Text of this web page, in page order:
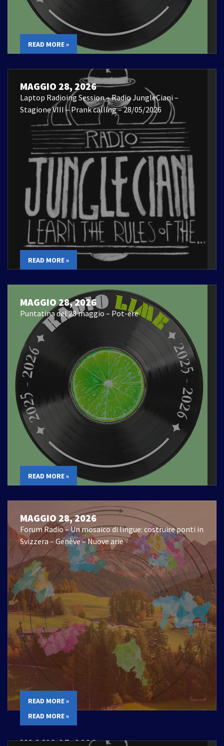
READ MORE »
MAGGIO 28, 2026
Laptop Radioing Session – Radio JungleCiani –
Stagione VIII – Prank calling – 28/05/2026
READ MORE »
MAGGIO 28, 2026
Puntatina del 28 maggio – Pot-ere
READ MORE »
MAGGIO 28, 2026
Forum Radio – Un mosaico di lingue: costruire ponti in
Svizzera – Genève – Nuove arie
READ MORE »
MAGGIO 25, 2026
READ MORE »